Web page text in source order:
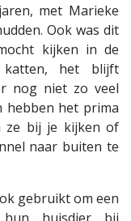
met Marieke
Ook was dit
kijken in de
het blijft
nog niet zo veel
hebben het prima
ze bij je kijken of
naar buiten te
gebruikt om een